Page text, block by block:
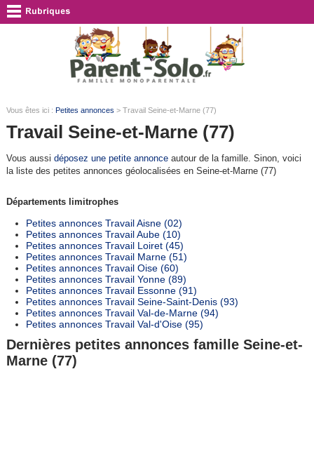
Vous êtes ici : Petites annonces > Travail Seine-et-Marne (77)
Travail Seine-et-Marne (77)
Vous aussi déposez une petite annonceautour de la famille. Sinon, voici
la liste des petites annonces géolocalisées en Seine-et-Marne (77)
Départements limitrophes
Petites annonces Travail Aisne (02)
Petites annonces Travail Aube (10)
Petites annonces Travail Loiret (45)
Petites annonces Travail Marne (51)
Petites annonces Travail Oise (60)
Petites annonces Travail Yonne (89)
Petites annonces Travail Essonne (91)
Petites annonces Travail Seine-Saint-Denis (93)
Petites annonces Travail Val-de-Marne (94)
Petites annonces Travail Val-d'Oise (95)
Dernières petites annonces famille Seine-et-
Marne (77)